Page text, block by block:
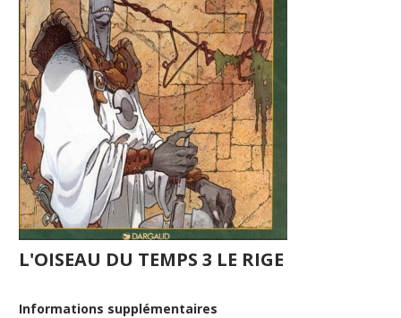
L'OISEAU DU TEMPS 3 LE RIGE
Informations supplémentaires